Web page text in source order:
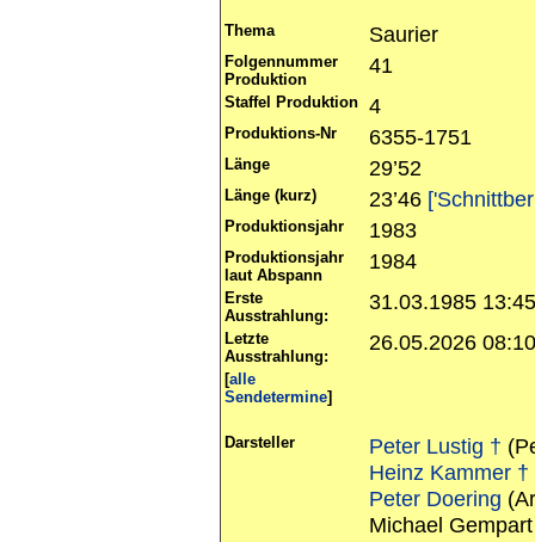
Thema Saurier
Folgennummer
Produktion
41
Staffel Produktion 4
Produktions-Nr 6355-1751
Länge 29’52
Länge (kurz) 23’46
Produktionsjahr 1983
Produktionsjahr
laut Abspann
1984
Erste
Ausstrahlung:
31.03.1985
Letzte
Ausstrahlung:
26.05.2026
[alle
Sendetermine]
Darsteller Peter Lustig †
Heinz Kammer †
Peter Doering
Michael